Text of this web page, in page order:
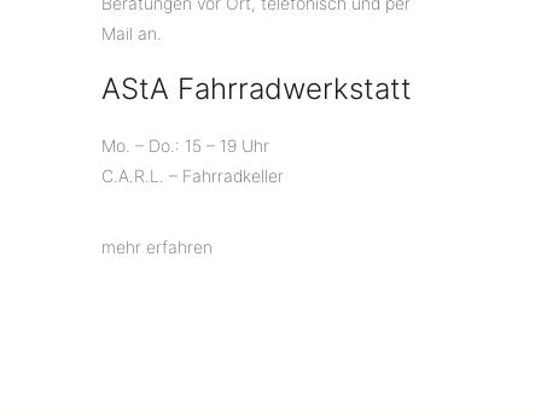
Mail an.
AStA Fahrradwerkstatt
Mo. – Do.: 15 – 19 Uhr
C.A.R.L. – Fahrradkeller
mehr erfahren